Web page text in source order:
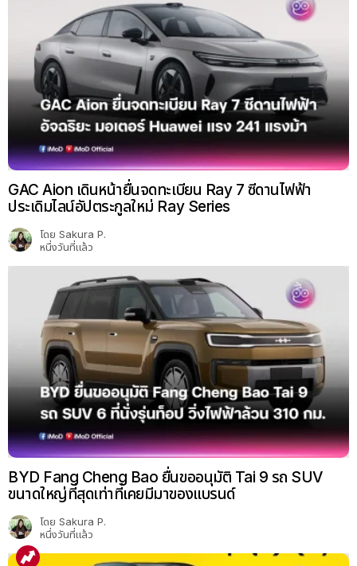
GAC Aion เดินหน้ายื่นจดทะเบียน Ray 7 ซีดานไฟฟ้า
ประเดิมไลน์อัปตระกูลใหม่ Ray Series
โดย Sakura P.
หนึ่งวันที่แล้ว
BYD Fang Cheng Bao ยื่นขออนุมัติ Tai 9 รถ SUV
ขนาดใหญ่ที่สุดเท่าที่เคยมีมาของแบรนด์
โดย Sakura P.
หนึ่งวันที่แล้ว